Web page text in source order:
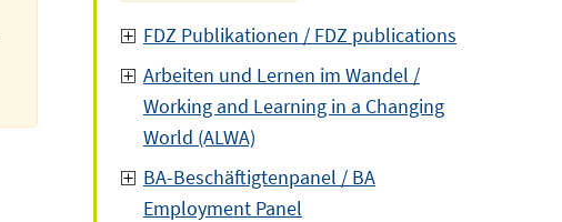
FDZ Publikationen / FDZ publications
Arbeiten und Lernen im Wandel /
Working and Learning in a Changing
World (ALWA)
BA-Beschäftigtenpanel / BA
Employment Panel